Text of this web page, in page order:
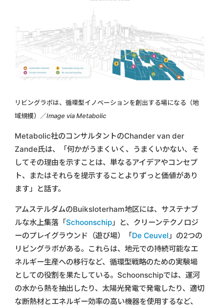
リビングラボは、循環型イノベーションを創出する場になる（地
域規模）／Image via Metabolic
Metabolic社のコンサルタントのChander van der
Zande氏は、「何かがうまくいく、うまくいかない、そ
してその理由を示すことは、単なるアイデアやコンセプ
ト、またはそれらを提示することよりずっと価値があり
ます」と話す。
アムステルダムのBuiksloterham地区には、サステナブ
ルな水上集落「Schoonschip」と、クリーンテクノロジ
ーのプレイグラウンド（遊び場）「De Ceuvel」の2つの
リビングラボがある。これらは、地元での持続可能なエ
ネルギー生産への移行など、循環型戦略のための実験場
としての役割を果たしている。Schoonschipでは、運河
の水から熱を抽出したり、太陽光発電で発電したり、適切
な断熱材とエネルギー効率の高い機器を使用するなど、